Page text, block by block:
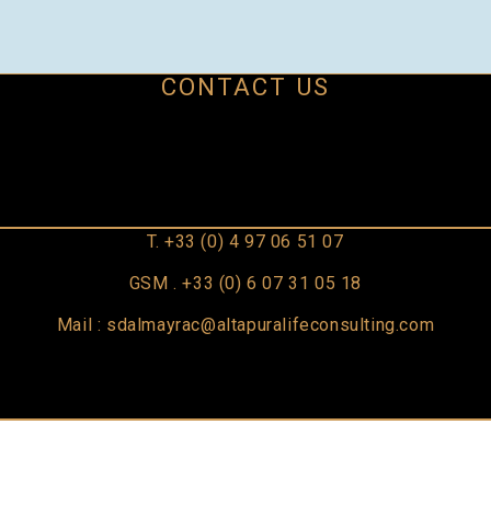
CONTACT US
T. +33 (0) 4 97 06 51 07
GSM . +33 (0) 6 07 31 05 18
Mail : sdalmayrac@altapuralifeconsulting.com